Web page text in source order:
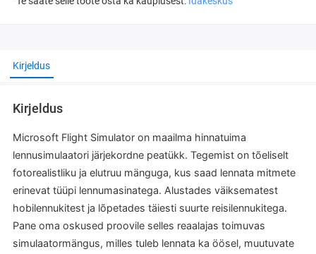
Kirjeldus
Kirjeldus
Microsoft Flight Simulator on maailma hinnatuima
lennusimulaatori järjekordne peatükk. Tegemist on tõeliselt
fotorealistliku ja elutruu mänguga, kus saad lennata mitmete
erinevat tüüpi lennumasinatega. Alustades väiksematest
hobilennukitest ja lõpetades täiesti suurte reisilennukitega.
Pane oma oskused proovile selles reaalajas toimuvas
simulaatormängus, milles tuleb lennata ka öösel, muutuvate